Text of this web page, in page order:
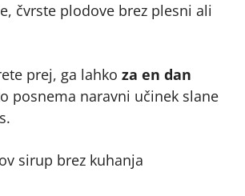
čvrste plodove brez plesni ali
prej, ga lahko za en dan
posnema naravni učinek slane